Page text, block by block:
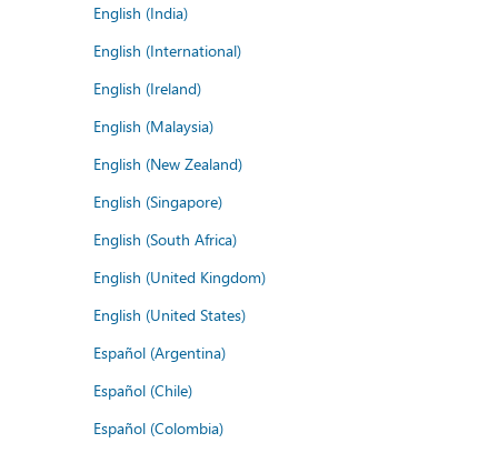
English (India)
English (International)
English (Ireland)
English (Malaysia)
English (New Zealand)
English (Singapore)
English (South Africa)
English (United Kingdom)
English (United States)
Español (Argentina)
Español (Chile)
Español (Colombia)